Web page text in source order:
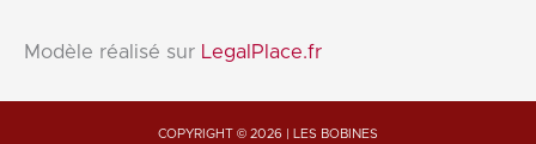
Modèle réalisé sur LegalPlace.fr
COPYRIGHT © 2026 | LES BOBINES